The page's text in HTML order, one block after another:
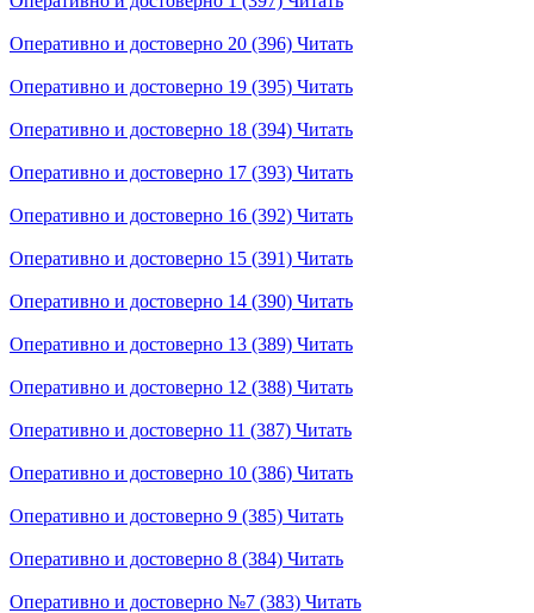
Оперативно и достоверно 20 (396) Читать
Оперативно и достоверно 19 (395) Читать
Оперативно и достоверно 18 (394) Читать
Оперативно и достоверно 17 (393) Читать
Оперативно и достоверно 16 (392) Читать
Оперативно и достоверно 15 (391) Читать
Оперативно и достоверно 14 (390) Читать
Оперативно и достоверно 13 (389) Читать
Оперативно и достоверно 12 (388) Читать
Оперативно и достоверно 11 (387) Читать
Оперативно и достоверно 10 (386) Читать
Оперативно и достоверно 9 (385) Читать
Оперативно и достоверно 8 (384) Читать
Оперативно и достоверно №7 (383) Читать